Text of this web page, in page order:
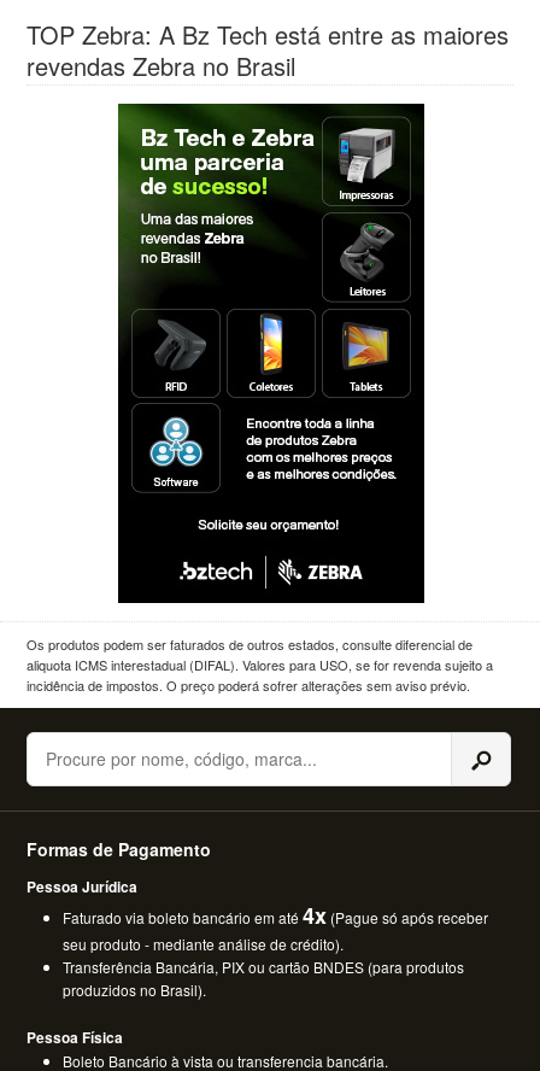
TOP Zebra: A Bz Tech está entre as maiores
revendas Zebra no Brasil
Os produtos podem ser faturados de outros estados, consulte diferencial de
aliquota ICMS interestadual (DIFAL). Valores para USO, se for revenda sujeito a
incidência de impostos. O preço poderá sofrer alterações sem aviso prévio.
Buscar
Formas de Pagamento
Pessoa Jurídica
Faturado via boleto bancário em até4x (Pague só após receber
seu produto - mediante análise de crédito).
Transferência Bancária, PIX ou cartão BNDES (para produtos
produzidos no Brasil).
Pessoa Física
Boleto Bancário à vista ou transferencia bancária.